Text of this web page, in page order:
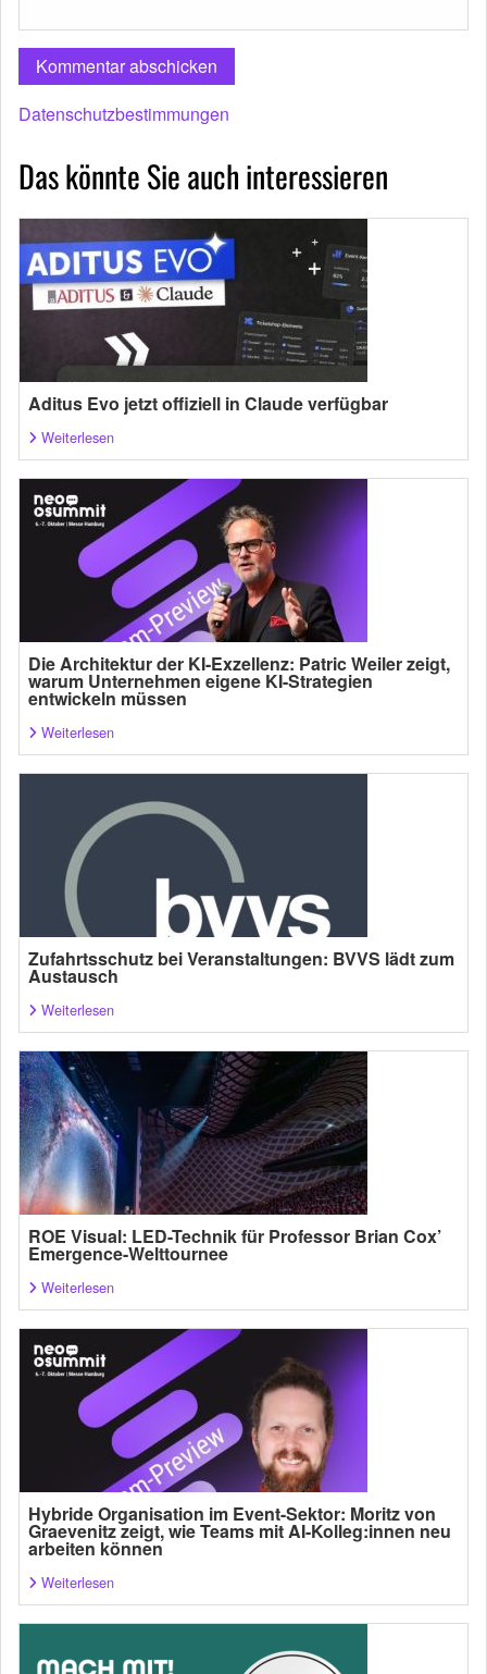
Datenschutzbestimmungen
Das könnte Sie auch interessieren
Aditus Evo jetzt offiziell in Claude verfügbar
Weiterlesen
Die Architektur der KI-Exzellenz: Patric Weiler zeigt,
warum Unternehmen eigene KI-Strategien
entwickeln müssen
Weiterlesen
Zufahrtsschutz bei Veranstaltungen: BVVS lädt zum
Austausch
Weiterlesen
ROE Visual: LED-Technik für Professor Brian Cox’
Emergence-Welttournee
Weiterlesen
Hybride Organisation im Event-Sektor: Moritz von
Graevenitz zeigt, wie Teams mit AI-Kolleg:innen neu
arbeiten können
Weiterlesen